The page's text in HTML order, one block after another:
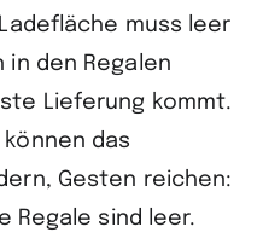
muss leer
in den Regalen
Lieferung kommt.
das
Gesten reichen:
Regale sind leer.